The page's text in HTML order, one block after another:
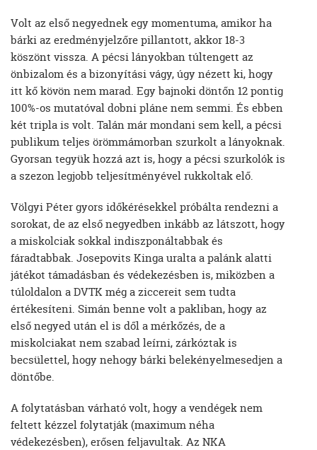
Volt az első negyednek egy momentuma, amikor ha
bárki az eredményjelzőre pillantott, akkor 18-3
köszönt vissza. A pécsi lányokban túltengett az
önbizalom és a bizonyítási vágy, úgy nézett ki, hogy
itt kő kövön nem marad. Egy bajnoki döntőn 12 pontig
100%-os mutatóval dobni pláne nem semmi. És ebben
két tripla is volt. Talán már mondani sem kell, a pécsi
publikum teljes örömmámorban szurkolt a lányoknak.
Gyorsan tegyük hozzá azt is, hogy a pécsi szurkolók is
a szezon legjobb teljesítményével rukkoltak elő.
Völgyi Péter gyors időkérésekkel próbálta rendezni a
sorokat, de az első negyedben inkább az látszott, hogy
a miskolciak sokkal indiszponáltabbak és
fáradtabbak. Josepovits Kinga uralta a palánk alatti
játékot támadásban és védekezésben is, miközben a
túloldalon a DVTK még a ziccereit sem tudta
értékesíteni. Simán benne volt a pakliban, hogy az
első negyed után el is dől a mérkőzés, de a
miskolciakat nem szabad leírni, zárkóztak is
becsülettel, hogy nehogy bárki belekényelmesedjen a
döntőbe.
A folytatásban várható volt, hogy a vendégek nem
feltett kézzel folytatják (maximum néha
védekezésben), erősen feljavultak. Az NKA